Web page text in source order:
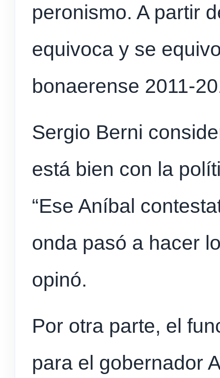
peronismo. A partir
equivoca y se
bonaerense 2011-
Sergio Berni
está bien con la
“Ese Aníbal
onda pasó a hacer
opinó.
Por otra parte, el
para el gobernador